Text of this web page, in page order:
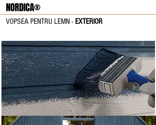
NORDICA®
VOPSEA PENTRU LEMN - EXTERIOR